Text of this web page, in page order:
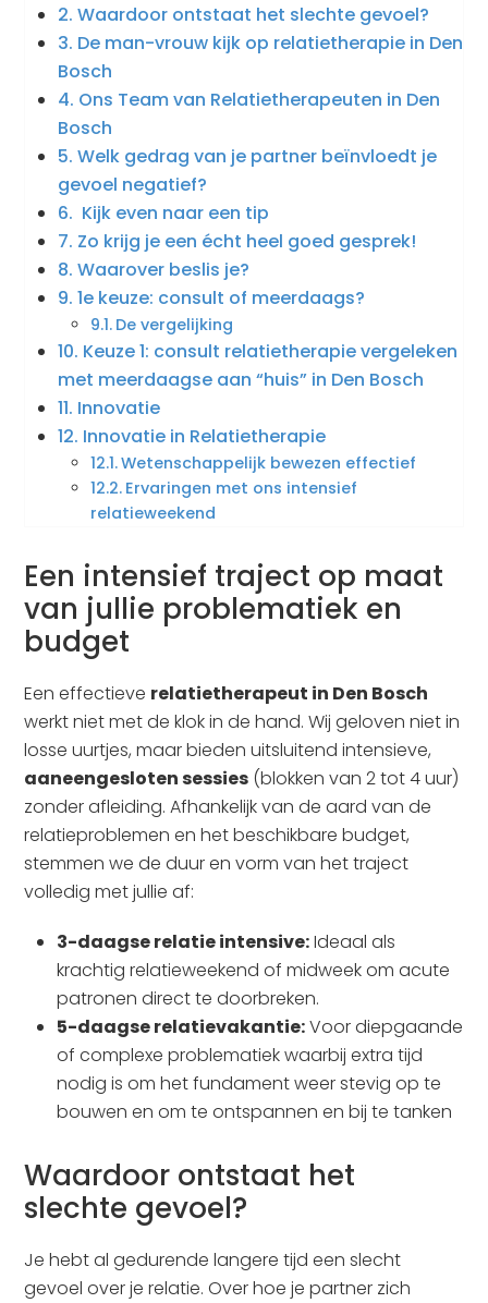
Waardoor ontstaat het slechte gevoel?
De man-vrouw kijk op relatietherapie in Den
Bosch
Ons Team van Relatietherapeuten in Den
Bosch
Welk gedrag van je partner beïnvloedt je
gevoel negatief?
Kijk even naar een tip
Zo krijg je een écht heel goed gesprek!
Waarover beslis je?
1e keuze: consult of meerdaags?
De vergelijking
Keuze 1: consult relatietherapie vergeleken
met meerdaagse aan “huis” in Den Bosch
Innovatie
Innovatie in Relatietherapie
Wetenschappelijk bewezen effectief
Ervaringen met ons intensief
relatieweekend
Een intensief traject op maat
van jullie problematiek en
budget
Een effectieve relatietherapeut in Den Bosch
werkt niet met de klok in de hand. Wij geloven niet in
losse uurtjes, maar bieden uitsluitend intensieve,
aaneengesloten sessies (blokken van 2 tot 4 uur)
zonder afleiding. Afhankelijk van de aard van de
relatieproblemen en het beschikbare budget,
stemmen we de duur en vorm van het traject
volledig met jullie af:
3-daagse relatie intensive:Ideaal als
krachtig relatieweekend of midweek om acute
patronen direct te doorbreken.
5-daagse relatievakantie:Voor diepgaande
of complexe problematiek waarbij extra tijd
nodig is om het fundament weer stevig op te
bouwen en om te ontspannen en bij te tanken
Waardoor ontstaat het
slechte gevoel?
Je hebt al gedurende langere tijd een slecht
gevoel over je relatie. Over hoe je partner zich